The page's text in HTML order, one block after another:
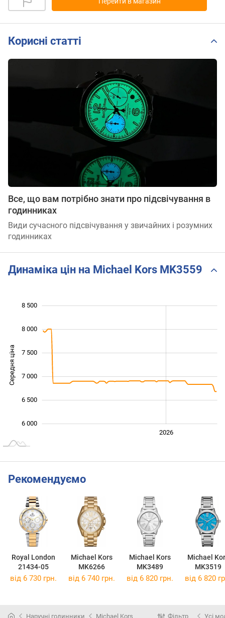
Корисні статті
Все, що вам потрібно знати про підсвічування в
годинниках
Види сучасного підсвічування у звичайних і розумних
годинниках
Динаміка цін на Michael Kors MK3559
Середня ціна
6 000
6 500
7 000
7 500
8 000
8 500
2026
Рекомендуємо
Royal London
21434-05
Michael Kors
MK6266
Michael Kors
MK3489
Michael
MK3519
від 6 730 грн. від 6 740 грн. від 6 820 грн. від 6 820
Наручні годинники Michael Kors Фільтр Усі